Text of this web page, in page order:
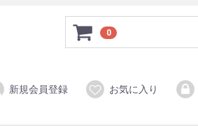
0
新規会員登録 お気に入り